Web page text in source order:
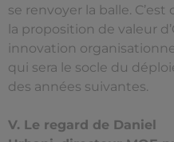
se renvoyer la balle.
la proposition de valeur
innovation
qui sera le socle du
des années suivantes.
V. Le regard de Daniel